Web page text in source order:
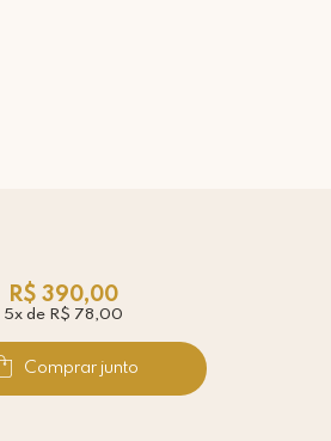
R$ 390,00
5x de R$ 78,00
Comprar junto